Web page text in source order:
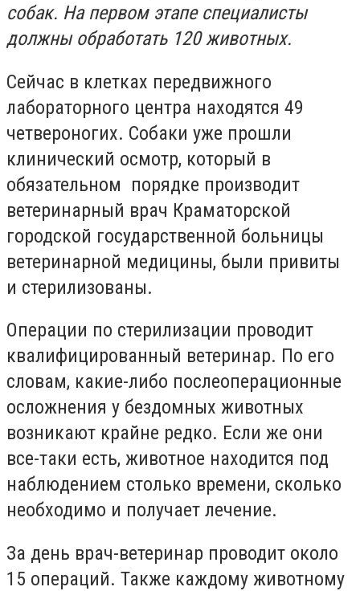
собак. На первом этапе специалисты
должны обработать 120 животных.
Сейчас в клетках передвижного
лабораторного центра находятся 49
четвероногих. Собаки уже прошли
клинический осмотр, который в
обязательном порядке производит
ветеринарный врач Краматорской
городской государственной больницы
ветеринарной медицины, были привиты
и стерилизованы.
Операции по стерилизации проводит
квалифицированный ветеринар. По его
словам, какие-либо послеоперационные
осложнения у бездомных животных
возникают крайне редко. Если же они
все-таки есть, животное находится под
наблюдением столько времени, сколько
необходимо и получает лечение.
За день врач-ветеринар проводит около
15 операций. Также каждому животному